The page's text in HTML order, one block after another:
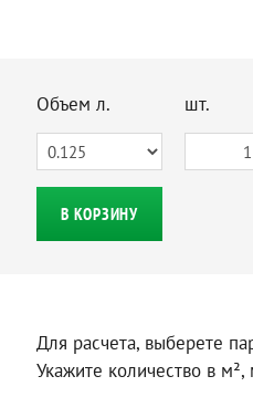
Объем л. шт.
В КОРЗИНУ
Для расчета, выберете
Укажите количество в